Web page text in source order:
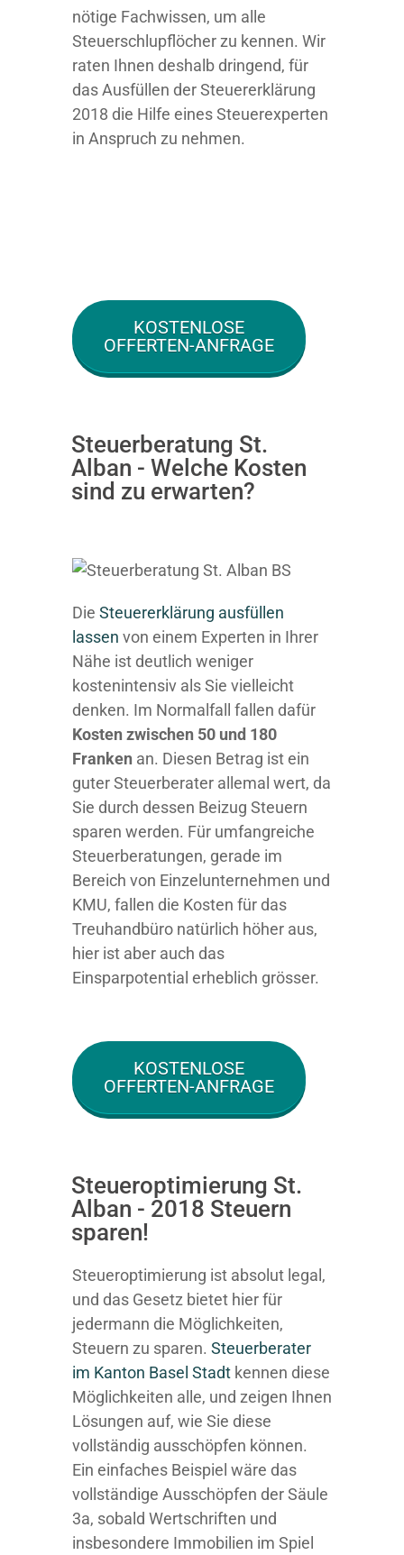
nötige Fachwissen, um alle
Steuerschlupflöcher zu kennen. Wir
raten Ihnen deshalb dringend, für
das Ausfüllen der Steuererklärung
2018 die Hilfe eines Steuerexperten
in Anspruch zu nehmen.
KOSTENLOSE
OFFERTEN-ANFRAGE
Steuerberatung St.
Alban - Welche Kosten
sind zu erwarten?
Die Steuererklärung ausfüllen
lassen von einem Experten in Ihrer
Nähe ist deutlich weniger
kostenintensiv als Sie vielleicht
denken. Im Normalfall fallen dafür
Kosten zwischen 50 und 180
Franken an. Diesen Betrag ist ein
guter Steuerberater allemal wert, da
Sie durch dessen Beizug Steuern
sparen werden. Für umfangreiche
Steuerberatungen, gerade im
Bereich von Einzelunternehmen und
KMU, fallen die Kosten für das
Treuhandbüro natürlich höher aus,
hier ist aber auch das
Einsparpotential erheblich grösser.
KOSTENLOSE
OFFERTEN-ANFRAGE
Steueroptimierung St.
Alban - 2018 Steuern
sparen!
Steueroptimierung ist absolut legal,
und das Gesetz bietet hier für
jedermann die Möglichkeiten,
Steuern zu sparen. Steuerberater
im K anton Basel Stadt kennen diese
Möglichkeiten alle, und zeigen Ihnen
Lösungen auf, wie Sie diese
vollständig ausschöpfen können.
Ein einfaches Beispiel wäre das
vollständige Ausschöpfen der Säule
3a, sobald Wertschriften und
insbesondere Immobilien im Spiel